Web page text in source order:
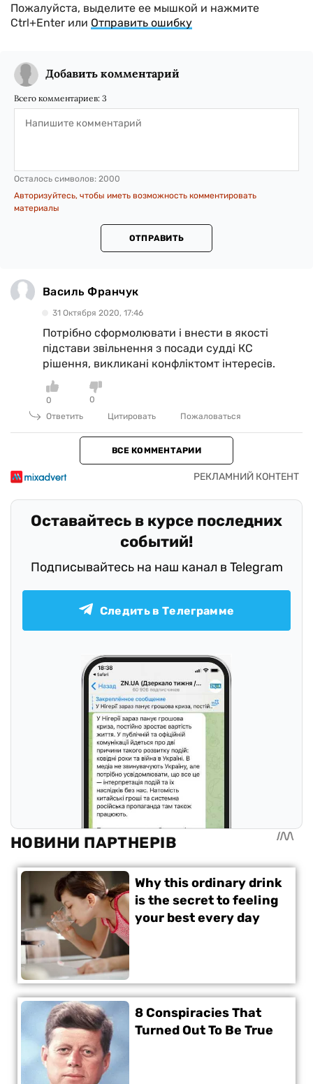
Пожалуйста, выделите ее мышкой и нажмите
Ctrl+Enter или Отправить ошибку
Добавить комментарий
Всего комментариев: 3
Осталось символов: 2000
Авторизуйтесь, чтобы иметь возможность комментировать
материалы
ОТПРАВИТЬ
Василь Франчук
31 Октября 2020, 17:46
Потрібно сформолювати і внести в якості
підстави звільнення з посади судді КС
рішення, викликані конфліктомт інтересів.
0
0
Ответить
Цитировать Пожаловаться
ВСЕ КОММЕНТАРИИ
Оставайтесь в курсе последних
событий!
Подписывайтесь на наш канал в Telegram
Следить в Телеграмме